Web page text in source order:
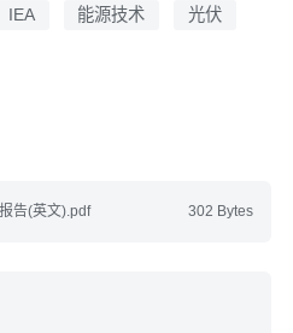
IEA 能源技术 光伏
302 Bytes
告(英文).pdf